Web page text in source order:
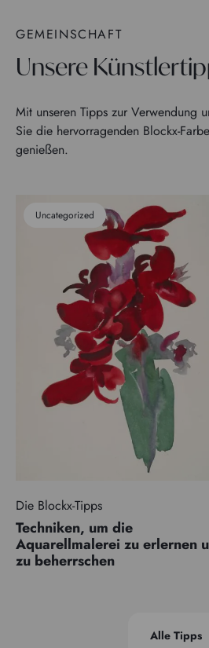
GEMEINSCHAFT
Unsere
Mit unseren Tipps zur Verwendung
Sie die hervorragenden Blockx-
genießen.
Uncategorized
Die Blockx-Tipps
Techniken, um die
Aquarellmalerei zu erlernen
zu beherrschen
Alle Tipps